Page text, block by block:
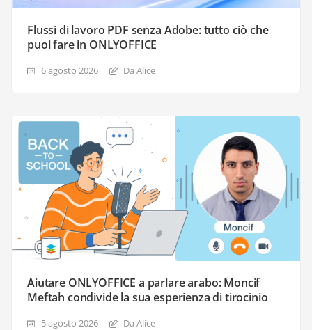
Flussi di lavoro PDF senza Adobe: tutto ciò che
puoi fare in ONLYOFFICE
6 agosto 2026 Da Alice
Aiutare ONLYOFFICE a parlare arabo: Moncif
Meftah condivide la sua esperienza di tirocinio
5 agosto 2026 Da Alice